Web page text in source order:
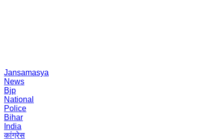
Jansamasya
News
Bjp
National
Police
Bihar
India
कांग्रेस